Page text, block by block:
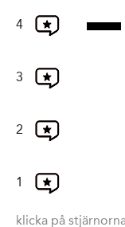
4
3
2
1
klicka på